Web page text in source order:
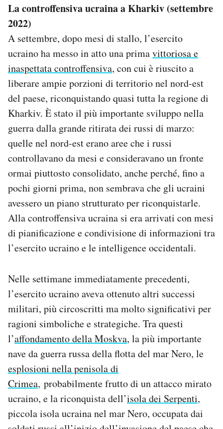
La controffensiva ucraina a Kharkiv (settembre
2022)
A settembre, dopo mesi di stallo, l’esercito
ucraino ha messo in atto una primavittoriosa e
inaspettata controffensiva, con cui è riuscito a
liberare ampie porzioni di territorio nel nord-est
del paese, riconquistando quasi tutta la regione di
Kharkiv. È stato il più importante sviluppo nella
guerra dalla grande ritirata dei russi di marzo:
quelle nel nord-est erano aree che i russi
controllavano da mesi e consideravano un fronte
ormai piuttosto consolidato, anche perché, fino a
pochi giorni prima, non sembrava che gli ucraini
avessero un piano strutturato per riconquistarle.
Alla controffensiva ucraina si era arrivati con mesi
di pianificazione e condivisione di informazioni tra
l’esercito ucraino e le intelligence occidentali.
Nelle settimane immediatamente precedenti,
l’esercito ucraino aveva ottenuto altri successi
militari, più circoscritti ma molto significativi per
ragioni simboliche e strategiche. Tra questi
l’affondamento della Moskva, la più importante
nave da guerra russa della flotta del mar Nero, le
esplosioni nella penisola di
Crimea, probabilmente frutto di un attacco mirato
ucraino, e la riconquista dell’isola dei Serpenti,
piccola isola ucraina nel mar Nero, occupata dai